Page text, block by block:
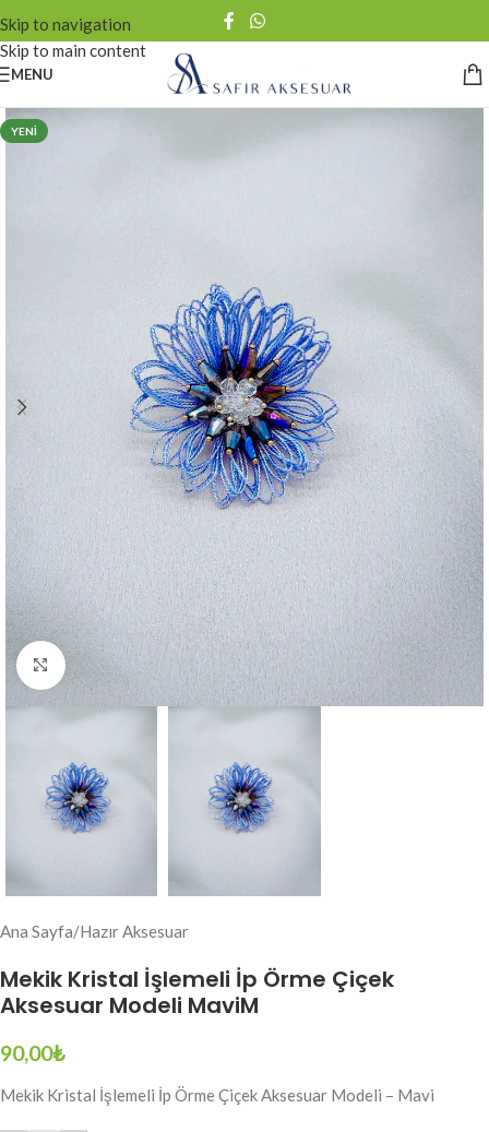
Skip to navigation
Skip to main content
MENU
YENI
Click to enlarge
Ana Sayfa/Hazır Aksesuar
Mekik Kristal İşlemeli İp Örme Çiçek
Aksesuar Modeli MaviM
90,00₺
Mekik Kristal İşlemeli İp Örme Çiçek Aksesuar Modeli – Mavi